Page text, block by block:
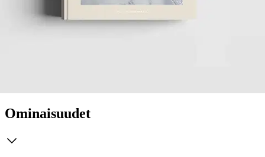
kuitenkin asettuu itse kauhan varteen hauduttamaan paitsi
mielettömiä makuelämyksiä, myös mieltä ja kehoa lämmittäviä
Ominaisuudet